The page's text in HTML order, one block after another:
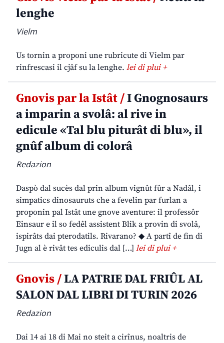
lenghe
Vielm
Us tornin a proponi une rubricute di Vielm par
rinfrescasi il cjâf su la lenghe. lei di plui +
Gnovis par la Istât /I Gnognosaurs
a imparin a svolâ: al rive in
edicule «Tal blu piturât di blu», il
gnûf album di colorâ
Redazion
Daspò dal sucès dal prin album vignût fûr a Nadâl, i
simpatics dinosauruts che a fevelin par furlan a
proponin pal Istât une gnove aventure: il professôr
Einsaur e il so fedêl assistent Blik a provin di svolâ,
ispirâts dai pterodatils. Rivarano? ◆ A partî de fin di
Jugn al è rivât tes ediculis dal […] lei di plui +
Gnovis /LA PATRIE DAL FRIÛL AL
SALON DAL LIBRI DI TURIN 2026
Redazion
Dai 14 ai 18 di Mai no steit a cirînus, noaltris de